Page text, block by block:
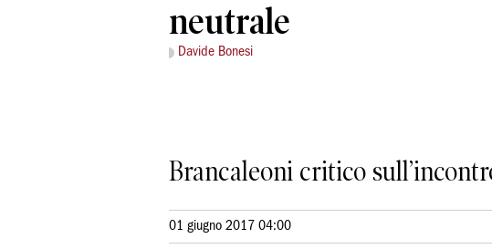
neutrale
Davide Bonesi
Brancaleoni critico
01 giugno 2017 04:00